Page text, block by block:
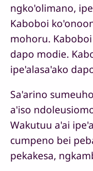
ngko'olimano,
Kaboboi
mohoru.
dapo modie.
ipe'alasa'ako
Sa'arino
a'iso
Wakutuu a'ai
cumpeno bei
pekakesa,